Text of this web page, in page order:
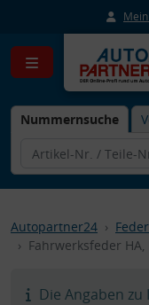
Nummernsuche
Autopartner24
Fahrwerksfeder HA,
Die Angaben